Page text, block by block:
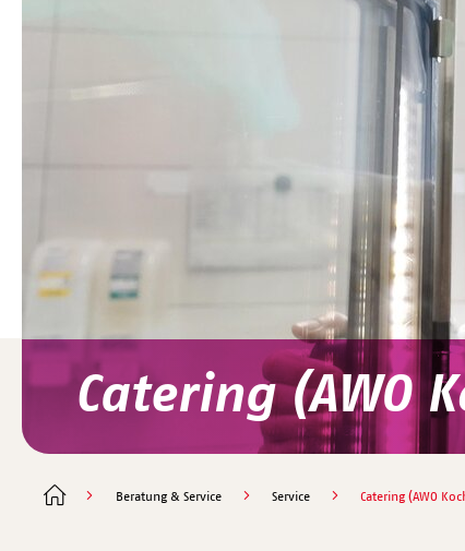
Catering (AWO
Beratung & Service Service Catering (AWO